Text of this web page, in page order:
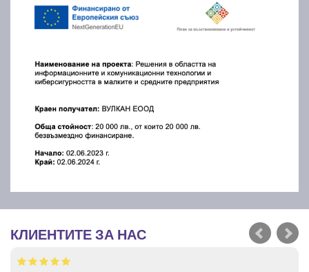
КЛИЕНТИТЕ ЗА НАС